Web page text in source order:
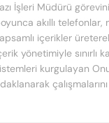
İşleri Müdürü
akıllı
içerikler
yönetimiyle sınırlı
kurgulayan